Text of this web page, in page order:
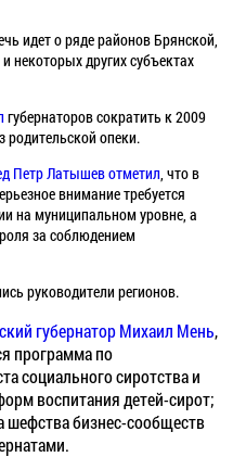
идет о ряде районов Брянской,
некоторых других субъектах
губернаторов сократить к 2009
родительской опеки.
Петр Латышев отметил , что в
внимание требуется
на муниципальном уровне, а
за соблюдением
руководители регионов.
губернатор Михаил Мень,
программа по
социального сиротства и
воспитания детей-сирот;
шефства бизнес-сообществ